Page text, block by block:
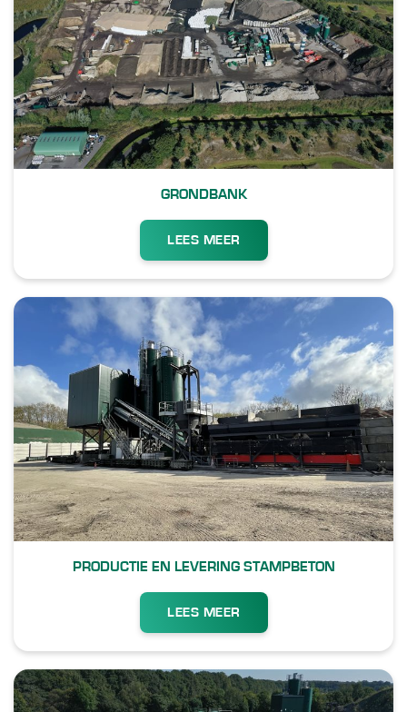
GRONDBANK
LEES MEER
PRODUCTIE EN LEVERING STAMPBETON
LEES MEER